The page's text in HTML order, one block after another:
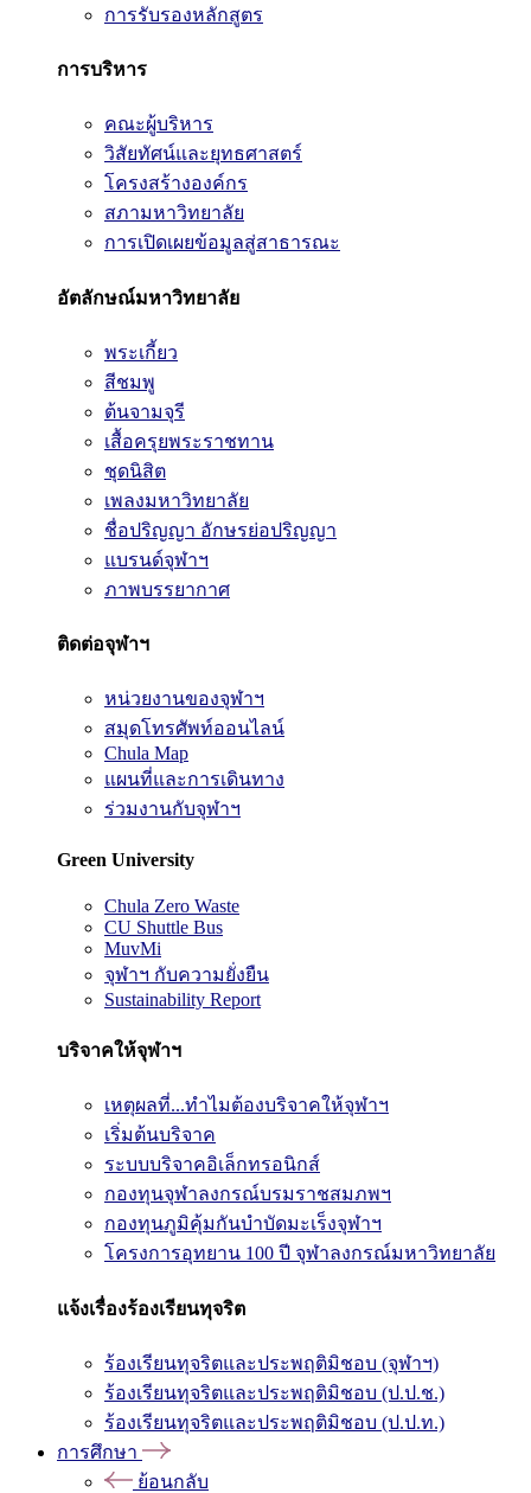
การรับรองหลักสูตร
การบริหาร
คณะผู้บริหาร
วิสัยทัศน์และยุทธศาสตร์
โครงสร้างองค์กร
สภามหาวิทยาลัย
การเปิดเผยข้อมูลสู่สาธารณะ
อัตลักษณ์มหาวิทยาลัย
พระเกี้ยว
สีชมพู
ต้นจามจุรี
เสื้อครุยพระราชทาน
ชุดนิสิต
เพลงมหาวิทยาลัย
ชื่อปริญญา อักษรย่อปริญญา
แบรนด์จุฬาฯ
ภาพบรรยากาศ
ติดต่อจุฬาฯ
หน่วยงานของจุฬาฯ
สมุดโทรศัพท์ออนไลน์
Chula Map
แผนที่และการเดินทาง
ร่วมงานกับจุฬาฯ
Green University
Chula Zero Waste
CU Shuttle Bus
MuvMi
จุฬาฯ กับความยั่งยืน
Sustainability Report
บริจาคให้จุฬาฯ
เหตุผลที่...ทำไมต้องบริจาคให้จุฬาฯ
เริ่มต้นบริจาค
ระบบบริจาคอิเล็กทรอนิกส์
กองทุนจุฬาลงกรณ์บรมราชสมภพฯ
กองทุนภูมิคุ้มกันบำบัดมะเร็งจุฬาฯ
โครงการอุทยาน 100 ปี จุฬาลงกรณ์มหาวิทยาลัย
แจ้งเรื่องร้องเรียนทุจริต
ร้องเรียนทุจริตและประพฤติมิชอบ (จุฬาฯ)
ร้องเรียนทุจริตและประพฤติมิชอบ (ป.ป.ช.)
ร้องเรียนทุจริตและประพฤติมิชอบ (ป.ป.ท.)
การศึกษา
ย้อนกลับ